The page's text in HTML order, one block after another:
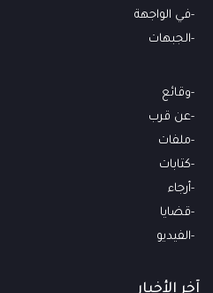
في الواجهة
الجبهات
وقائع
عن قرب
ملفات
كتابات
أرجاء
قضايا
الفيديو
آخر الأخبار